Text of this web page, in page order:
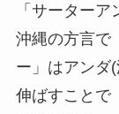
「サーター
沖縄の方言で
ー」はアンダ
伸ばすことで